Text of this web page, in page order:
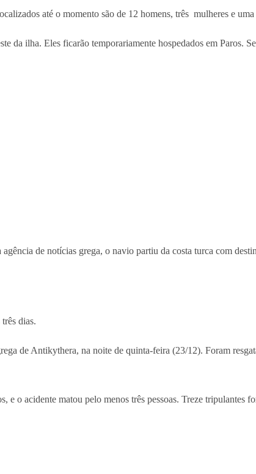
até o momento são de 12 homens, três mulheres e
ilha. Eles ficarão temporariamente hospedados em Paros.
de notícias grega, o navio partiu da costa turca com
dias.
de Antikythera, na noite de quinta-feira (23/12). Foram
o acidente matou pelo menos três pessoas. Treze tripulantes